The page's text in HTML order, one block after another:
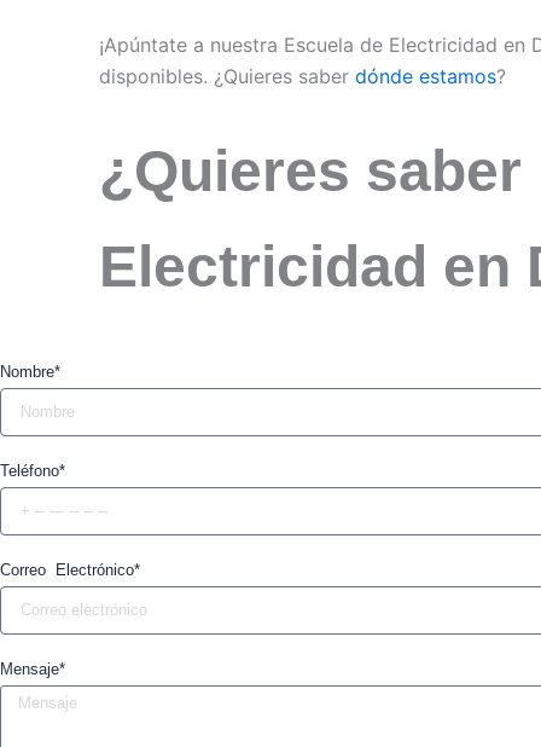
¡Apúntate a nuestra Escuela de Electricidad en
disponibles. ¿Quieres saber dónde estamos?
¿Quieres
Electricidad en
Nombre*
Teléfono*
Correo Electrónico*
Mensaje*